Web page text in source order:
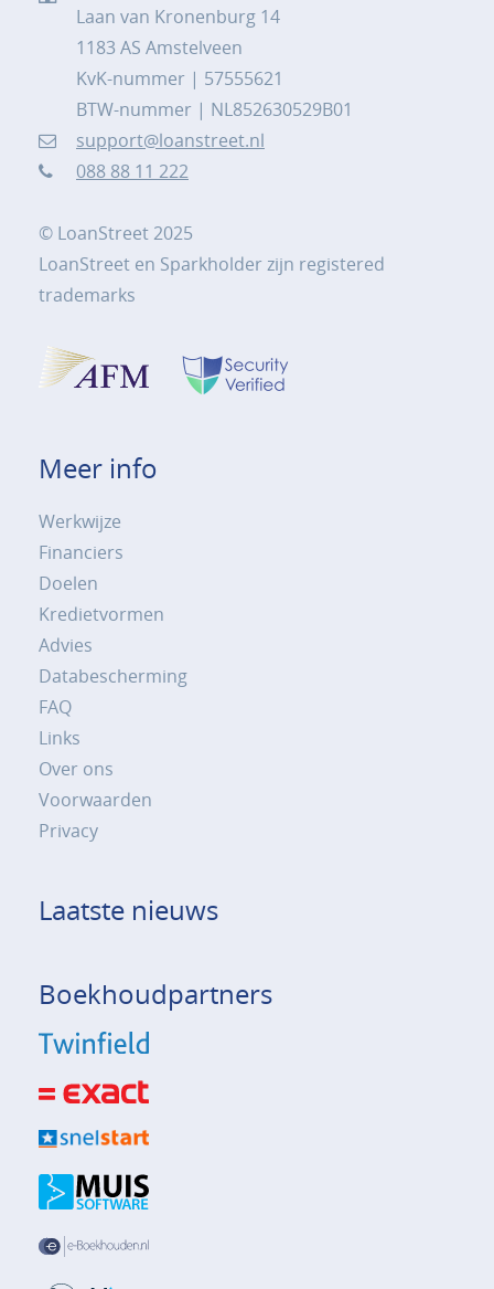
Laan van Kronenburg 14
1183 AS Amstelveen
KvK-nummer | 57555621
BTW-nummer | NL852630529B01
support@loanstreet.nl
088 88 11 222
© LoanStreet 2025
LoanStreet en Sparkholder zijn registered
trademarks
Meer info
Werkwijze
Financiers
Doelen
Kredietvormen
Advies
Databescherming
FAQ
Links
Over ons
Voorwaarden
Privacy
Laatste nieuws
Boekhoudpartners